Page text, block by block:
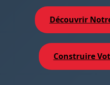
Découvrir
Construire